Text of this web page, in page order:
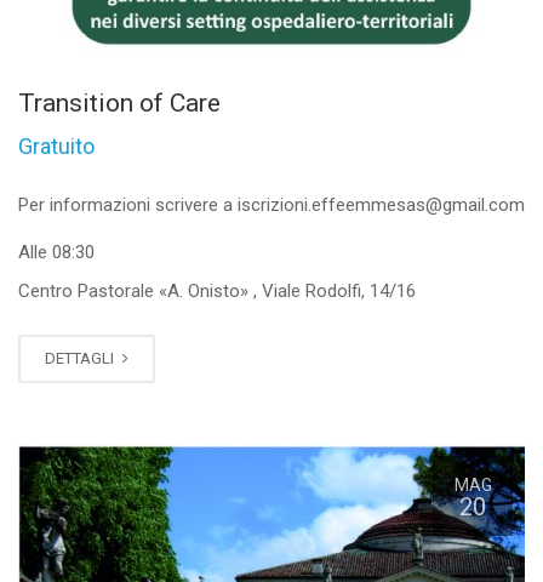
Transition of Care
Gratuito
Per informazioni scrivere a iscrizioni.effeemmesas@gmail.com
Alle 08:30
Centro Pastorale «A. Onisto» , Viale Rodolfi, 14/16
DETTAGLI
MAG
20